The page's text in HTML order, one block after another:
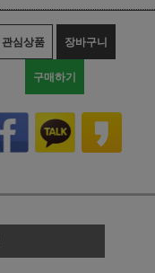
관심상품 장바구니
구매하기